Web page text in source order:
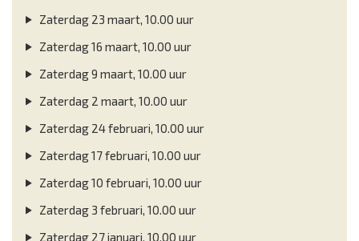
Zaterdag 23 maart, 10.00 uur
Zaterdag 16 maart, 10.00 uur
Zaterdag 9 maart, 10.00 uur
Zaterdag 2 maart, 10.00 uur
Zaterdag 24 februari, 10.00 uur
Zaterdag 17 februari, 10.00 uur
Zaterdag 10 februari, 10.00 uur
Zaterdag 3 februari, 10.00 uur
Zaterdag 27 januari, 10.00 uur